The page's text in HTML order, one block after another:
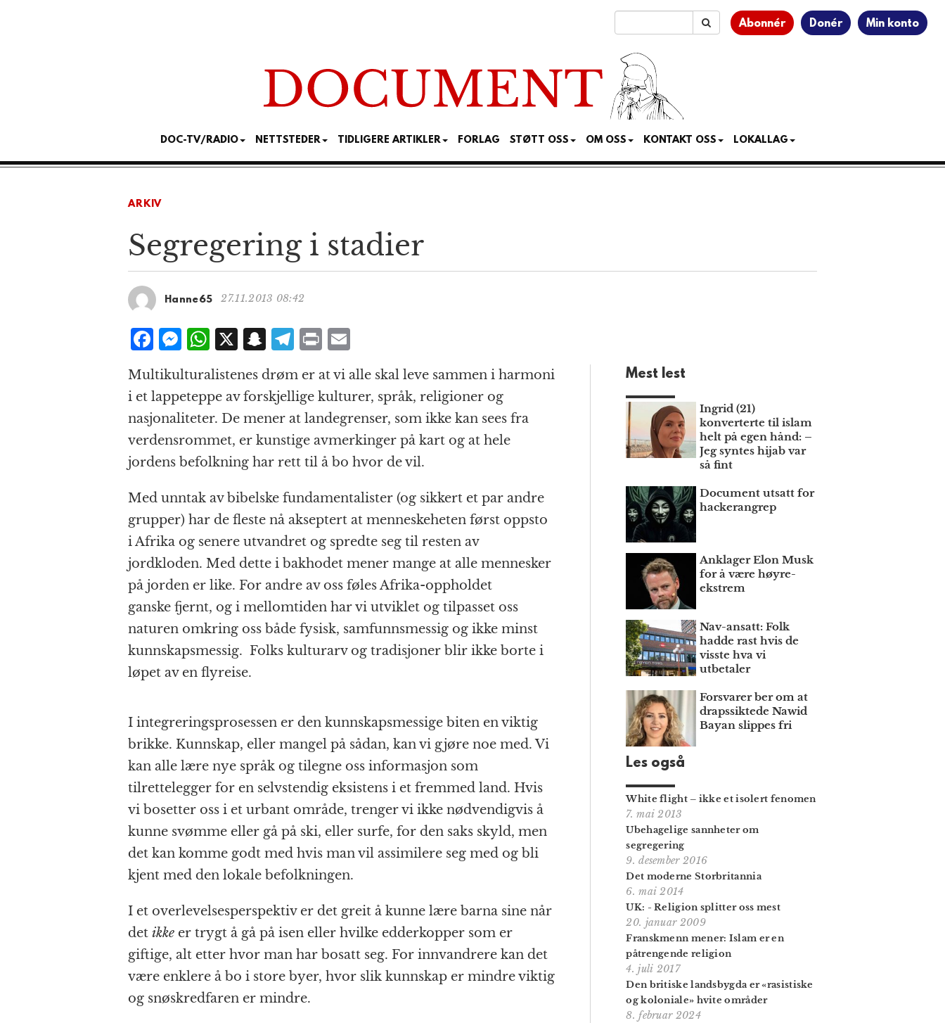
Abonnér Donér Min konto
DOC-TV/RADIO NETTSTEDER TIDLIGERE ARTIKLER FORLAG STØTT OSS OM OSS KONTAKT OSS LOKALLAG
ARKIV
Segregering i stadier
Hanne65 27.11.2013 08:42
F
a
c
e
b
o
o
k
M
e
ss
e
n
g
e
r
W
h
at
s
A
p
p
X S
n
a
p
c
h
at
T
e
g
r
a
m
P
n
t
m
ai
l
Multikulturalistenes drøm er at vi alle skal leve sammen i harmoni
i et lappeteppe av forskjellige kulturer, språk, religioner og
nasjonaliteter. De mener at landegrenser, som ikke kan sees fra
verdensrommet, er kunstige avmerkinger på kart og at hele
jordens befolkning har rett til å bo hvor de vil.
Med unntak av bibelske fundamentalister (og sikkert et par andre
grupper) har de fleste nå akseptert at menneskeheten først oppsto
i Afrika og senere utvandret og spredte seg til resten av
jordkloden. Med dette i bakhodet mener mange at alle mennesker
på jorden er like. For andre av oss føles Afrika-oppholdet
ganske fjernt, og i mellomtiden har vi utviklet og tilpasset oss
naturen omkring oss både fysisk, samfunnsmessig og ikke minst
kunnskapsmessig. Folks kulturarv og tradisjoner blir ikke borte i
løpet av en flyreise.
I integreringsprosessen er den kunnskapsmessige biten en viktig
brikke. Kunnskap, eller mangel på sådan, kan vi gjøre noe med. Vi
kan alle lære nye språk og tilegne oss informasjon som
tilrettelegger for en selvstendig eksistens i et fremmed land. Hvis
vi bosetter oss i et urbant område, trenger vi ikke nødvendigvis å
kunne svømme eller gå på ski, eller surfe, for den saks skyld, men
det kan komme godt med hvis man vil assimilere seg med og bli
kjent med den lokale befolkningen.
I et overlevelsesperspektiv er det greit å kunne lære barna sine når
det ikke er trygt å gå på isen eller hvilke edderkopper som er
giftige, alt etter hvor man har bosatt seg. For innvandrere kan det
være enklere å bo i store byer, hvor slik kunnskap er mindre viktig
og snøskredfaren er mindre.
Mest lest
Ingrid (21)
konverterte til islam
helt på egen hånd: –
Jeg syntes hijab var
så fint
Document utsatt for
hackerangrep
Anklager Elon Musk
for å være høyre­
ekstrem
Nav-ansatt: Folk
hadde rast hvis de
visste hva vi
utbetaler
Forsvarer ber om at
draps­siktede Nawid
Bayan slippes fri
Les også
White flight – ikke et isolert fenomen
7. mai 2013
Ubehagelige sannheter om
segregering
9. desember 2016
Det moderne Storbritannia
6. mai 2014
UK: - Religion splitter oss mest
20. januar 2009
Franskmenn mener: Islam er en
påtrengende religion
4. juli 2017
Den britiske landsbygda er «rasistiske
og koloniale» hvite områder
8. februar 2024